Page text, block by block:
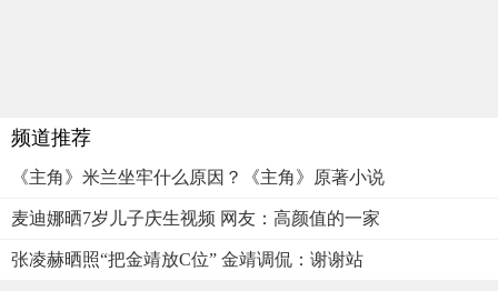
频道推荐
《主角》米兰坐牢什么原因？《主角》原著小说
麦迪娜晒7岁儿子庆生视频 网友：高颜值的一家
张凌赫晒照“把金靖放C位” 金靖调侃：谢谢站